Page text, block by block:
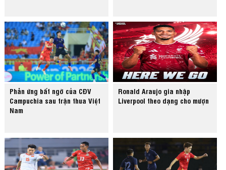
Phản ứng bất ngờ của CĐV
Campuchia sau trận thua Việt
Nam
Ronald Araujo gia nhập
Liverpool theo dạng cho mượn